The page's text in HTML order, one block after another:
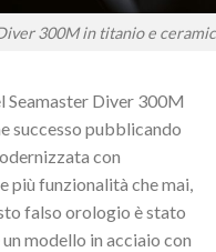
300M in titanio e
Seamaster Diver 300M
successo pubblicando
con
più funzionalità che mai,
falso orologio è stato
modello in acciaio con